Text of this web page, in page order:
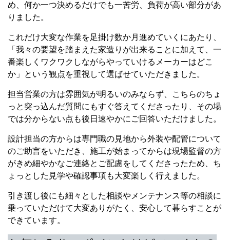
め、何か一つ決めるだけでも一苦労、負荷が高い部分があ
りました。
これだけ大変な作業を足掛け数か月進めていくにあたり、
「我々の要望を踏まえた家造りが出来ることに加えて、一
番楽しくワクワクしながらやっていけるメーカーはどこ
か」という観点を重視して選ばせていただきました。
担当営業の方は雰囲気が明るいのみならず、こちらのちょ
っと突っ込んだ質問にもすぐ答えてくださったり、その場
では分からない点も後日速やかにご回答いただけました。
設計担当の方からは専門職の見地から外装や配管について
のご助言をいただき、施工が始まってからは現場監督の方
がきめ細やかなご連絡とご配慮をしてくださったため、ち
ょっとした見学や確認事項も大変楽しく行えました。
引き渡し後にも細々とした相談やメンテナンス等の相談に
乗っていただけて大変ありがたく、安心して暮らすことが
できています。